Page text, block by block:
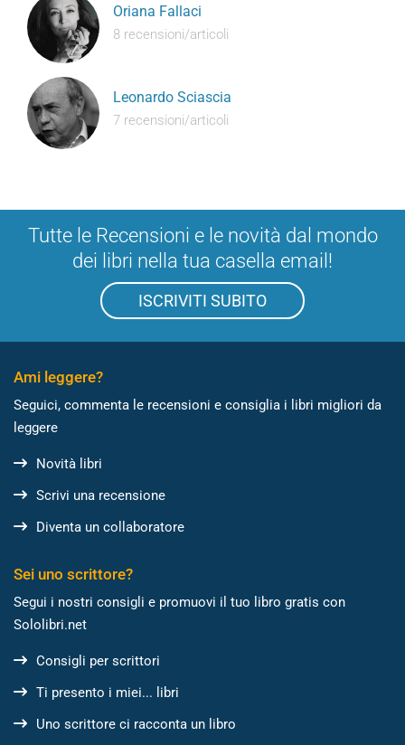
Oriana Fallaci
8 recensioni/articoli
Leonardo Sciascia
7 recensioni/articoli
Tutte le Recensioni e le novità dal mondo
dei libri nella tua casella email!
ISCRIVITI SUBITO
Ami leggere?
Seguici, commenta le recensioni e consiglia i libri migliori da
leggere
Novità libri
Scrivi una recensione
Diventa un collaboratore
Sei uno scrittore?
Segui i nostri consigli e promuovi il tuo libro gratis con
Sololibri.net
Consigli per scrittori
Ti presento i miei... libri
Uno scrittore ci racconta un libro